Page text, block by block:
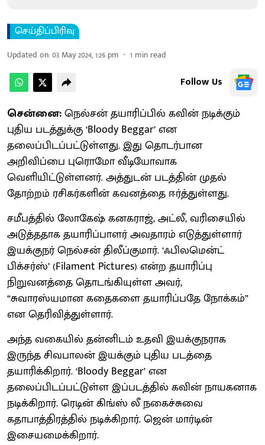
செய்திப்பிரிவு
Updated on:03 May 2024, 1:26 pm 1 min read
Follow Us
சென்னை:நெல்சன் தயாரிப்பில் கவின் நடிக்கும்
புதிய படத்துக்கு ‘Bloody Beggar’ என
தலைப்பிடப்பட்டுள்ளது. இது தொடர்பான
அறிவிப்பை புரொமோ வீடியோவாக
வெளியிட்டுள்ளனர். அத்துடன் படத்தின் முதல்
தோற்றம் ரசிகர்களின் கவனத்தை ஈர்த்துள்ளது.
சமீபத்தில் லோகேஷ் கனகராஜ், அட்லீ, வரிசையில்
அடுத்ததாக தயாரிப்பாளர் அவதாரம் எடுத்துள்ளார்
இயக்குநர் நெல்சன் திலீப்குமார். ‘ஃபிலமென்ட்
பிக்சர்ஸ்’ (Filament Pictures) என்ற தயாரிப்பு
நிறுவனத்தை தொடங்கியுள்ள அவர்,
“சுவாரஸ்யமான கதைகளை தயாரிப்பதே நோக்கம்”
என தெரிவித்துள்ளார்.
அந்த வகையில் தன்னிடம் உதவி இயக்குநராக
இருந்த சிவபாலன் இயக்கும் புதிய படத்தை
தயாரிக்கிறார். ‘Bloody Beggar’ என
தலைப்பிடப்பட்டுள்ள இப்படத்தில் கவின் நாயகனாக
நடிக்கிறார். ரெடின் கிங்ஸ் லீ நகைச்சுவை
கதாபாத்திரத்தில் நடிக்கிறார். ஜென் மார்டின்
இசையமைக்கிறார்.